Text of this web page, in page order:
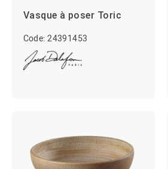
Vasque à poser Toric
Code: 24391453